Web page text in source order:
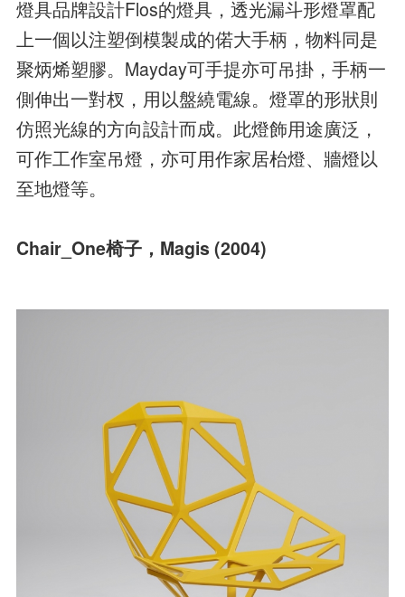
燈具品牌設計Flos的燈具，透光漏斗形燈罩配
上一個以注塑倒模製成的偌大手柄，物料同是
聚炳烯塑膠。Mayday可手提亦可吊掛，手柄一
側伸出一對杈，用以盤繞電線。燈罩的形狀則
仿照光線的方向設計而成。此燈飾用途廣泛，
可作工作室吊燈，亦可用作家居枱燈、牆燈以
至地燈等。
Chair_One椅子，Magis (2004)